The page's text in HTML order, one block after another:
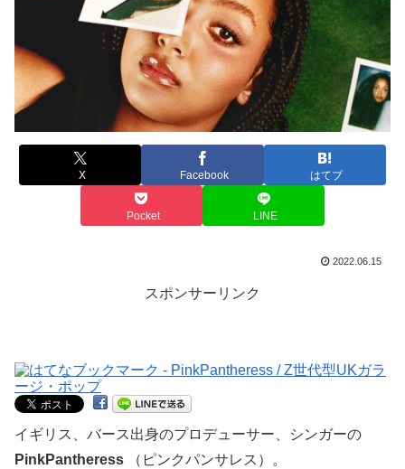
X Facebook はてブ
Pocket LINE
2022.06.15
スポンサーリンク
イギリス、バース出身のプロデューサー、シンガーの
PinkPantheress （ピンクパンサレス）。